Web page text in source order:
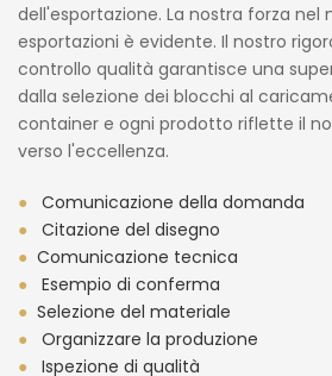
dell'esportazione. La nostra forza nel
esportazioni è evidente. Il nostro
controllo qualità garantisce una
dalla selezione dei blocchi al
container e ogni prodotto riflette il
verso l'eccellenza.
● Comunicazione della domanda
● Citazione del disegno
● Comunicazione tecnica
● Esempio di conferma
● Selezione del materiale
● Organizzare la produzione
● Ispezione di qualità